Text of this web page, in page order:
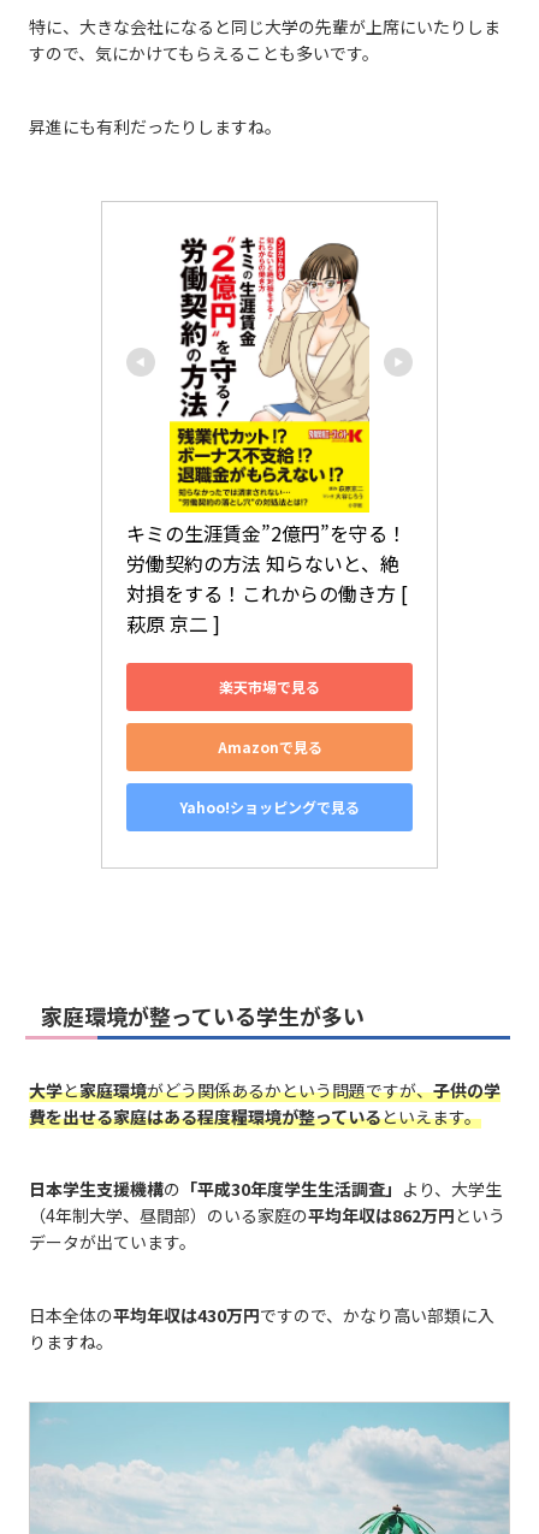
特に、大きな会社になると同じ大学の先輩が上席にいたりしま
すので、気にかけてもらえることも多いです。
昇進にも有利だったりしますね。
キミの生涯賃金”2億円”を守る！
労働契約の方法 知らないと、絶
対損をする！これからの働き方 [
萩原 京二 ]
楽天市場で見る
Amazonで見る
Yahoo!ショッピングで見る
家庭環境が整っている学生が多い
大学と家庭環境がどう関係あるかという問題ですが、子供の学
費を出せる家庭はある程度糧環境が整っているといえます。
日本学生支援機構の 「平成30年度学生生活調査」 より、大学生
（4年制大学、昼間部）のいる家庭の平均年収は862万円という
データが出ています。
日本全体の平均年収は430万円ですので、かなり高い部類に入
りますね。